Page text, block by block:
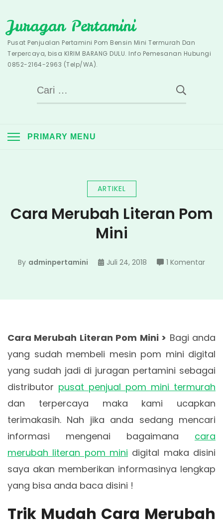
to
content
Juragan Pertamini
Pusat Penjualan Pertamini Pom Bensin Mini Termurah Dan
Terpercaya, bisa KIRIM BARANG DULU. Info Pemesanan Hubungi
0852-2164-2963 (Telp/WA).
Cari
untuk:
PRIMARY MENU
ARTIKEL
Cara Merubah Literan Pom
Mini
By adminpertamini Juli 24, 2018 1 Komentarpada
Cara Merubah Literan Pom Mini > Bagi anda
yang sudah membeli mesin pom mini digital
yang sudah jadi di juragan pertamini sebagai
distributor pusat penjual pom mini termurah
dan terpercaya maka kami ucapkan
terimakasih. Nah jika anda sedang mencari
informasi mengenai bagaimana cara
merubah literan pom mini digital maka disini
saya akan memberikan informasinya lengkap
yang bisa anda baca disini !
Trik Mudah Cara Merubah